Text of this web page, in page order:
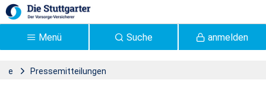
Zum Hauptinhalt springen
anmelden
Suche
Menü
Pressemitteilungen